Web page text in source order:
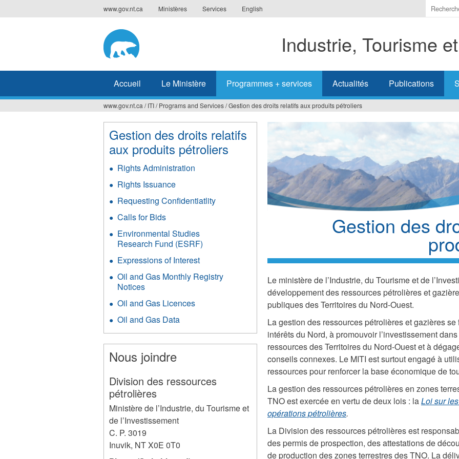
to
www.gov.nt.ca Ministères Services English
Indiquer
les
à
Industrie, Tourisme
Accueil Le Ministère Programmes + services Actualités Publications
Vous
êtes
ici
www.gov.nt.ca / ITI/ Programs and Services/Gestion des droits relatifs aux produits pétroliers
Gestion des
Le ministère de l’Industrie, du Tourisme et de
développement des ressources pétrolières et
publiques des Territoires du Nord-Ouest.
La gestion des ressources pétrolières et gazières
intérêts du Nord, à promouvoir l’investissement
ressources des Territoires du Nord-Ouest et à
conseils connexes. Le MITI est surtout engagé à
ressources pour renforcer la base économique de
La gestion des ressources pétrolières en zones
TNO est exercée en vertu de deux lois : laLoi sur
opérations pétrolières.
La Division des ressources pétrolières est
des permis de prospection, des attestations de
de production des zones terrestres des TNO. La
Gestion des droits relatifs
aux produits pétroliers
Rights Administration
Rights Issuance
Requesting Confidentiatlity
Calls for Bids
Environmental Studies
Research Fund (ESRF)
Expressions of Interest
Oil and Gas Monthly Registry
Notices
Oil and Gas Licences
Oil and Gas Data
Nous joindre
Division des ressources
pétrolières
Ministère de l’Industrie, du Tourisme et
de l’Investissement
C. P. 3019
Inuvik, NTX0E 0T0